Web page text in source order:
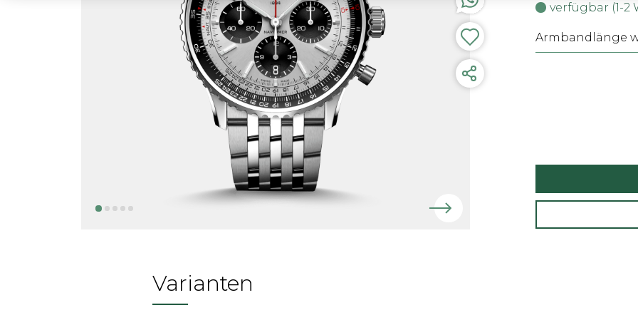
verfügbar (1-2
Armbandlänge
Varianten